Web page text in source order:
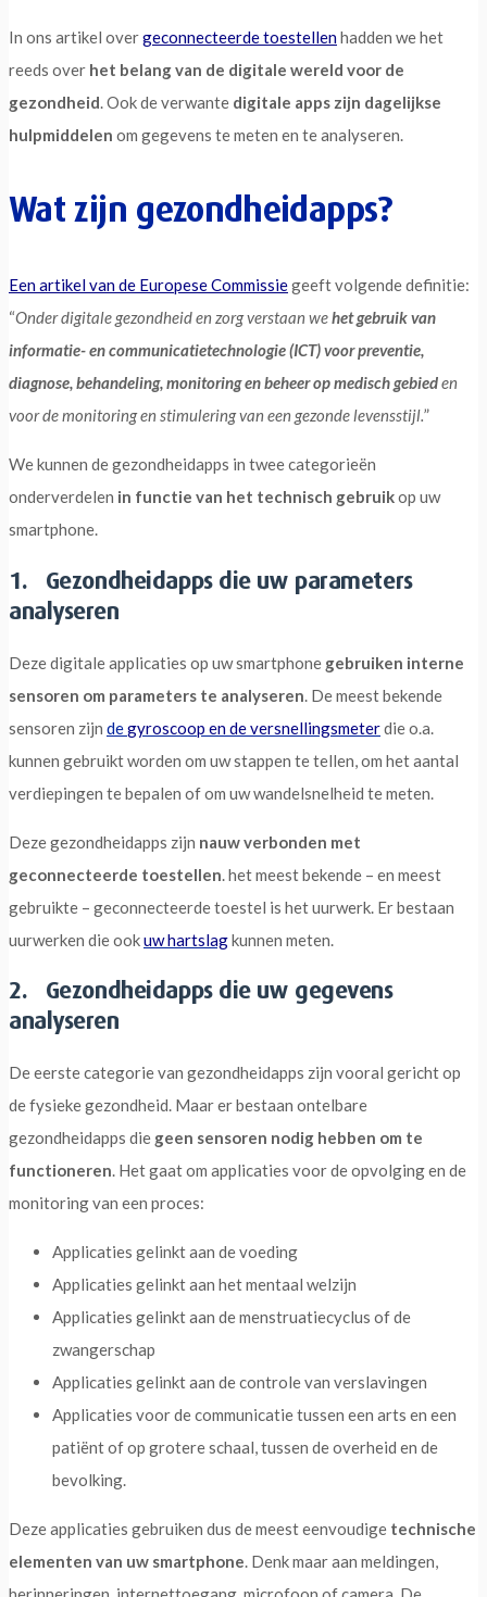
In ons artikel overgeconnecteerde toestellenhadden we het
reeds over het belang van de digitale wereld voor de
gezondheid. Ook de verwante digitale apps zijn dagelijkse
hulpmiddelen om gegevens te meten en te analyseren.
Wat zijn gezondheidapps?
Een artikel van de Europese Commissiegeeft volgende definitie:
“Onder digitale gezondheid en zorg verstaan wehet gebruik van
informatie- en communicatietechnologie (ICT) voor preventie,
diagnose, behandeling, monitoring en beheer op medisch gebieden
voor de monitoring en stimulering van een gezonde levensstijl.”
We kunnen de gezondheidapps in twee categorieën
onderverdelen in functie van het technisch gebruikop uw
smartphone.
1. Gezondheidapps die uw parameters
analyseren
Deze digitale applicaties op uw smartphone gebruiken interne
sensoren om parameters te analyseren. De meest bekende
sensoren zijn degyroscoop en de versnellingsmeterdie o.a.
kunnen gebruikt worden om uw stappen te tellen, om het aantal
verdiepingen te bepalen of om uw wandelsnelheid te meten.
Deze gezondheidapps zijn nauw verbonden met
geconnecteerde toestellen. het meest bekende – en meest
gebruikte – geconnecteerde toestel is het uurwerk. Er bestaan
uurwerken die ookuw hartslagkunnen meten.
2. Gezondheidapps die uw gegevens
analyseren
De eerste categorie van gezondheidapps zijn vooral gericht op
de fysieke gezondheid. Maar er bestaan ontelbare
gezondheidapps die geen sensoren nodig hebben om te
functioneren. Het gaat om applicaties voor de opvolging en de
monitoring van een proces:
Applicaties gelinkt aan de voeding
Applicaties gelinkt aan het mentaal welzijn
Applicaties gelinkt aan de menstruatiecyclus of de
zwangerschap
Applicaties gelinkt aan de controle van verslavingen
Applicaties voor de communicatie tussen een arts en een
patiënt of op grotere schaal, tussen de overheid en de
bevolking.
Deze applicaties gebruiken dus de meest eenvoudige technische
elementen van uw smartphone. Denk maar aan meldingen,